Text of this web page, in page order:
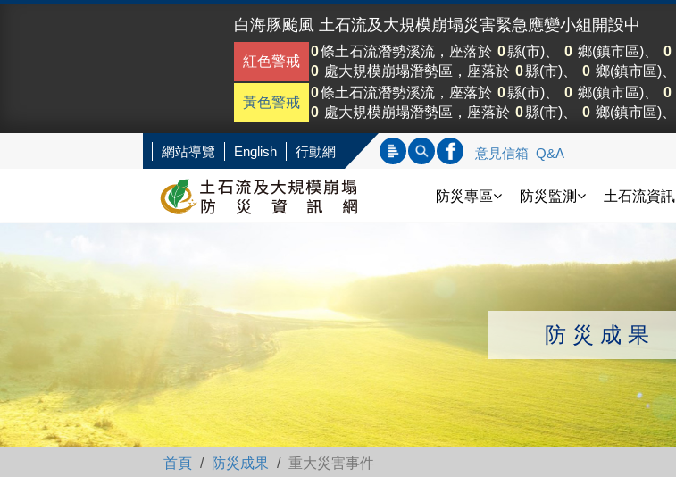
白海豚颱風 土石流及大規模崩塌災害緊急應變小組開設中
紅色警戒
0條土石流潛勢溪流，座落於 0縣(市)、 0 鄉(鎮市區)、 0
0 處大規模崩塌潛勢區，座落於 0縣(市)、 0 鄉(鎮市區)、
黃色警戒
0條土石流潛勢溪流，座落於 0縣(市)、 0 鄉(鎮市區)、 0
0 處大規模崩塌潛勢區，座落於 0縣(市)、 0 鄉(鎮市區)、
網站導覽 English 行動網 標題查詢內文查詢連結FB
意見信箱 Q&A
防災專區
防災監測 土石流資訊
防災成果
首頁 防災成果 重大災害事件